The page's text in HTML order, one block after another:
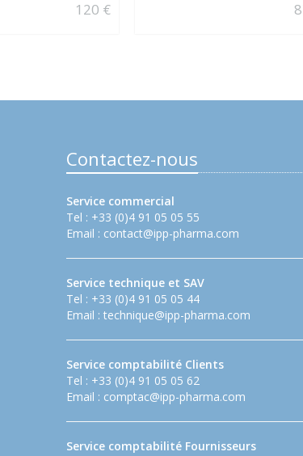
120 €
Contactez-nous
Service commercial
Tel : +33 (0)4 91 05 05 55
Email : contact@ipp-pharma.com
Service technique et SAV
Tel : +33 (0)4 91 05 05 44
Email : technique@ipp-pharma.com
Service comptabilité Clients
Tel : +33 (0)4 91 05 05 62
Email : comptac@ipp-pharma.com
Service comptabilité Fournisseurs